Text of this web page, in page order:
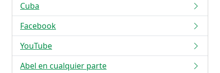
Cuba
Facebook
YouTube
Abel en cualquier parte